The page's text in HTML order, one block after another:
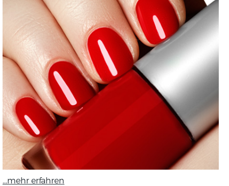
...mehr erfahren